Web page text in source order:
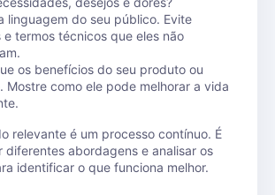
linguagem do seu público. Evite
e termos técnicos que eles não
os benefícios do seu produto ou
Mostre como ele pode melhorar a vida
relevante é um processo contínuo. É
diferentes abordagens e analisar os
identificar o que funciona melhor.